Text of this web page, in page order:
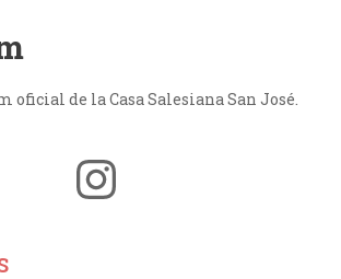
de la Casa Salesiana San José.
Instagram